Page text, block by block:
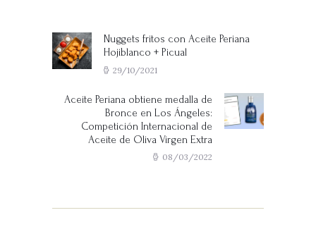
entradasPrevious
post:
Nuggets fritos con Aceite Periana
Hojiblanco + Picual
29/10/2021
Next
Aceite Periana obtiene medalla de
Bronce en Los Ángeles:
Competición Internacional de
Aceite de Oliva Virgen Extra
08/03/2022